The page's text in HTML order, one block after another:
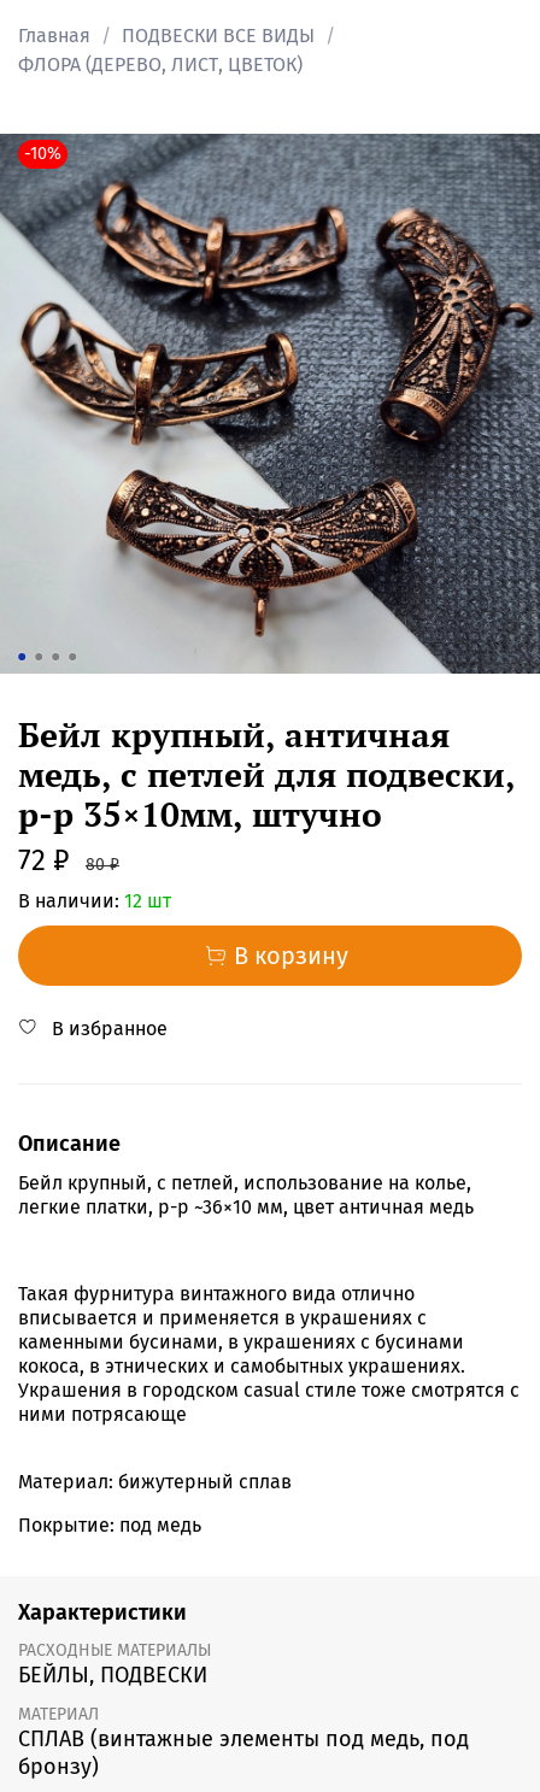
Главная
ПОДВЕСКИ ВСЕ ВИДЫ
ФЛОРА (ДЕРЕВО, ЛИСТ, ЦВЕТОК)
-10%
Бейл крупный, античная
медь, с петлей для подвески,
р-р 35×10мм, штучно
72 ₽ 80 ₽
В наличии: 12 шт
В корзину
В избранное
Описание
Бейл крупный, с петлей, использование на колье,
легкие платки, р-р ~36×10 мм, цвет античная медь
Такая фурнитура винтажного вида отлично
вписывается и применяется в украшениях с
каменными бусинами, в украшениях с бусинами
кокоса, в этнических и самобытных украшениях.
Украшения в городском casual стиле тоже смотрятся с
ними потрясающе
Материал: бижутерный сплав
Покрытие: под медь
Характеристики
РАСХОДНЫЕ МАТЕРИАЛЫ
БЕЙЛЫ, ПОДВЕСКИ
МАТЕРИАЛ
СПЛАВ (винтажные элементы под медь, под
бронзу)